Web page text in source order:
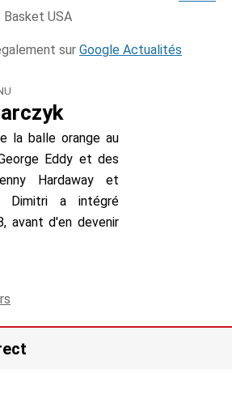
Basket USA
sur Google Actualités
la balle orange au
Eddy et des
Hardaway et
Dimitri a intégré
avant d'en devenir